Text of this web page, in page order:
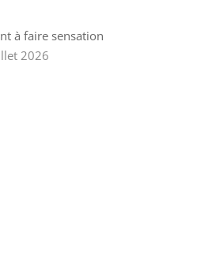
à faire sensation
2026